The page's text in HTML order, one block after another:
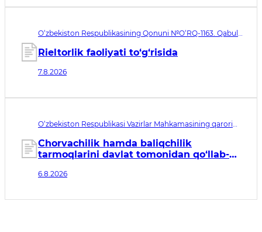
O‘zbekiston Respublikasining Qonuni №O‘RQ-1163. Qabul
Rieltorlik faoliyati to‘g‘risida
7.8.2026
O‘zbekiston Respublikasi Vazirlar Mahkamasining qarori
sanasi 07.08.2026
Chorvachilik hamda baliqchilik
tarmoqlarini davlat tomonidan qo‘llab-
tadbirlari to‘g‘risida
6.8.2026